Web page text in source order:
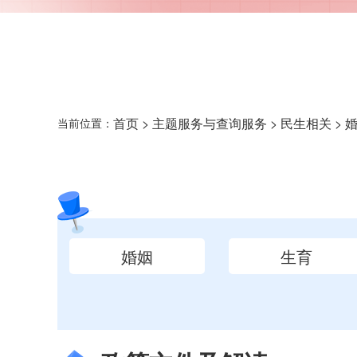
当前位置： 首页 > 主题服务与查询服务 > 民生相关 >
婚姻 生育